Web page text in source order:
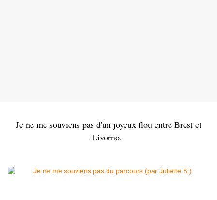
Je ne me souviens pas d'un joyeux flou entre Brest et
Livorno.